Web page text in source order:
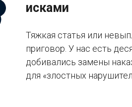
исками
Тяжкая статья или
приговор. У нас есть
добивались замены
для «злостных